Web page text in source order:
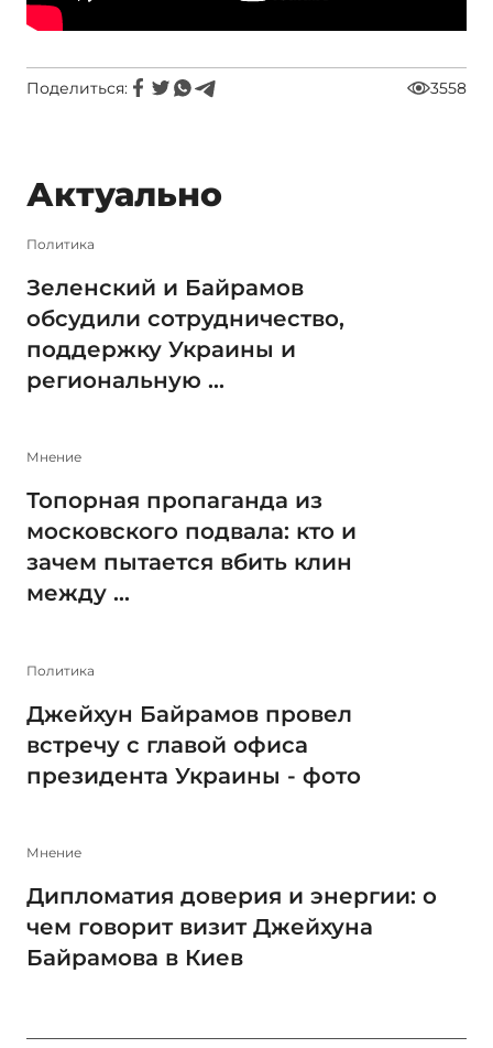
Поделиться: 3558
Актуально
Политика
Зеленский и Байрамов
обсудили сотрудничество,
поддержку Украины и
региональную ...
Мнение
Топорная пропаганда из
московского подвала: кто и
зачем пытается вбить клин
между ...
Политика
Джейхун Байрамов провел
встречу с главой офиса
президента Украины - фото
Мнение
Дипломатия доверия и энергии: о
чем говорит визит Джейхуна
Байрамова в Киев